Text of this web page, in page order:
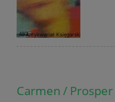
Carmen /